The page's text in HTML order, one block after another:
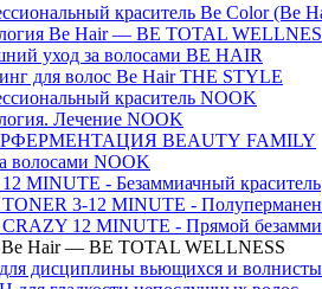
краситель Be Color (Be
Be Hair — BE TOTAL
уход за волосами BE HAIR
для волос Be Hair THE STYLE
краситель NOOK
Лечение NOOK
BEAUTY FAMILY
волосами NOOK
MINUTE - Безаммиачный краситель
3-12 MINUTE -
12 MINUTE - Прямой
Be Hair — BE TOTAL WELLNESS
дисциплины вьющихся и